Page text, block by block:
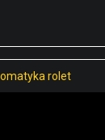
rolet